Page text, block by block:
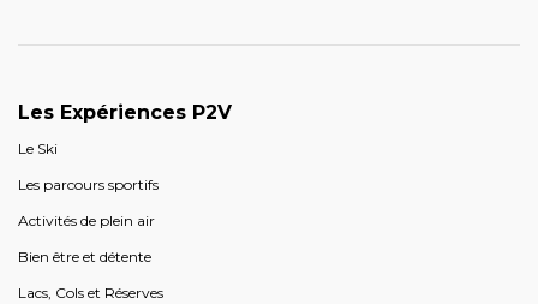
Les Expériences P2V
Le Ski
Les parcours sportifs
Activités de plein air
Bien être et détente
Lacs, Cols et Réserves